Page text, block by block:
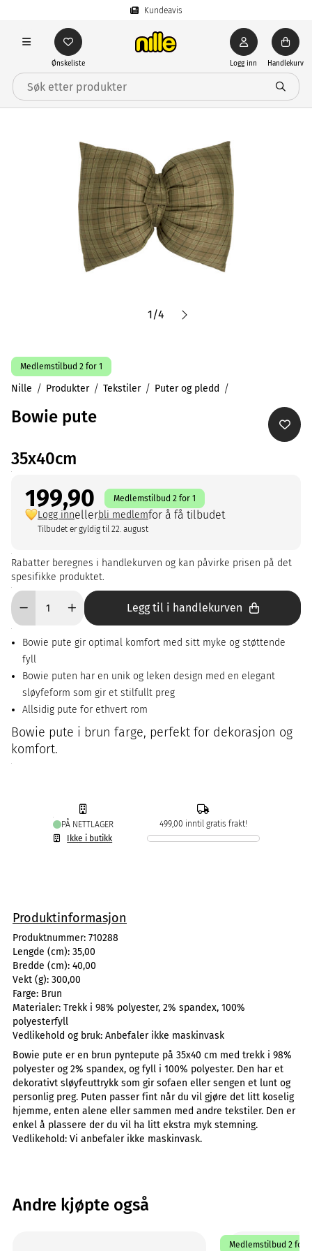
Kundeavis
Ønskeliste Logg inn Handlekurv
1/4
Medlemstilbud 2 for 1
Nille Produkter Tekstiler Puter og pledd
Bowie pute
35x40cm
199,90 Medlemstilbud 2 for 1
Logg innellerbli medlemfor å få tilbudet
Tilbudet er gyldig til 22. august
Rabatter beregnes i handlekurven og kan påvirke prisen på det
spesifikke produktet.
Legg til i handlekurven
Bowie pute gir optimal komfort med sitt myke og støttende
fyll
Bowie puten har en unik og leken design med en elegant
sløyfeform som gir et stilfullt preg
Allsidig pute for ethvert rom
Bowie pute i brun farge, perfekt for dekorasjon og
komfort.
PÅ NETTLAGER
Ikke i butikk
499,00 inntil gratis frakt!
Produktinformasjon
Produktnummer: 710288
Lengde (cm): 35,00
Bredde (cm): 40,00
Vekt (g): 300,00
Farge: Brun
Materialer: Trekk i 98% polyester, 2% spandex, 100%
polyesterfyll
Vedlikehold og bruk: Anbefaler ikke maskinvask
Bowie pute er en brun pyntepute på 35x40 cm med trekk i 98%
polyester og 2% spandex, og fyll i 100% polyester. Den har et
dekorativt sløyfeuttrykk som gir sofaen eller sengen et lunt og
personlig preg. Puten passer fint når du vil gjøre det litt koselig
hjemme, enten alene eller sammen med andre tekstiler. Den er
enkel å plassere der du vil ha litt ekstra myk stemning.
Vedlikehold: Vi anbefaler ikke maskinvask.
Andre kjøpte også
Medlemstilbud 2 for 1